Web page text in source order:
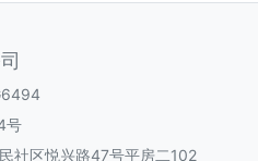
号
社区悦兴路47号平房二102